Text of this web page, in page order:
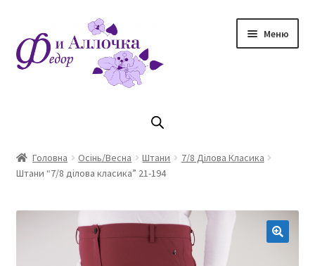
до
навігації
до
контенту
Меню
Магазин
Оплата та доставка
Головна Осінь/Весна Штани
7/8 Ділова Класика
Штани “7/8 ділова класика” 21-194